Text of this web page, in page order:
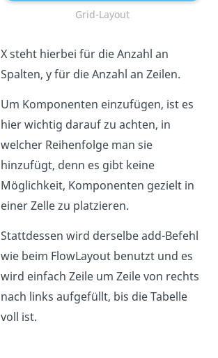
Grid-Layout
X steht hierbei für die Anzahl an
Spalten, y für die Anzahl an Zeilen.
Um Komponenten einzufügen, ist es
hier wichtig darauf zu achten, in
welcher Reihenfolge man sie
hinzufügt, denn es gibt keine
Möglichkeit, Komponenten gezielt in
einer Zelle zu platzieren.
Stattdessen wird derselbe add-Befehl
wie beim FlowLayout benutzt und es
wird einfach Zeile um Zeile von rechts
nach links aufgefüllt, bis die Tabelle
voll ist.